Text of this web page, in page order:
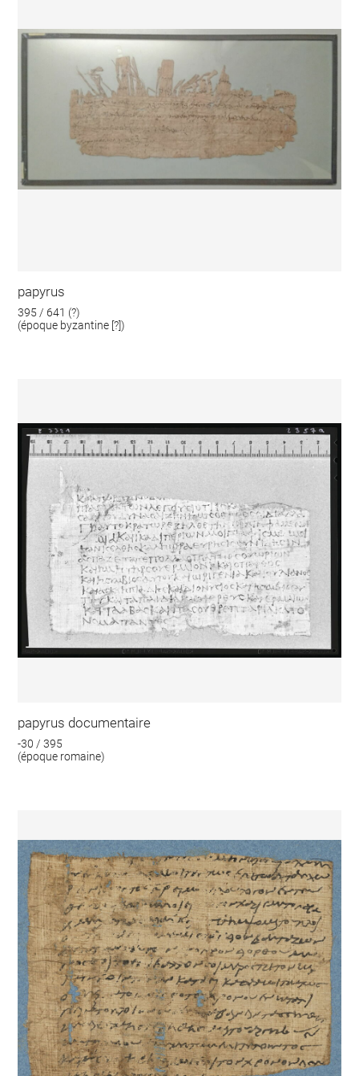
papyrus
395 / 641 (?)
(époque byzantine [?])
papyrus documentaire
-30 / 395
(époque romaine)